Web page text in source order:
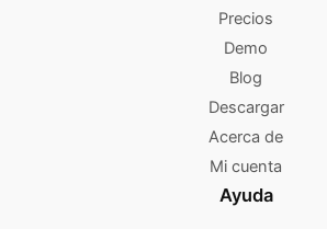
Precios
Demo
Blog
Descargar
Acerca de
Mi cuenta
Ayuda